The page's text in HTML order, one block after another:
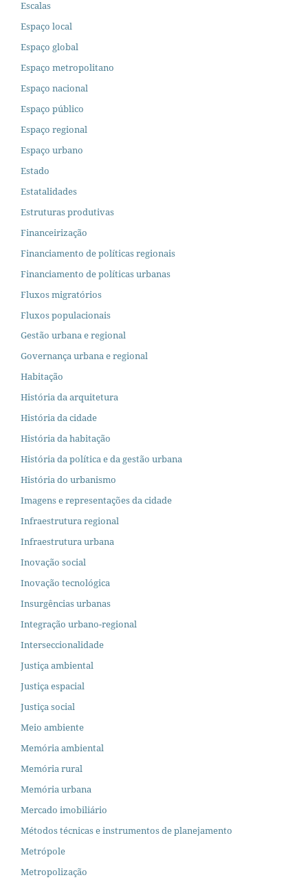
Escalas
Espaço local
Espaço global
Espaço metropolitano
Espaço nacional
Espaço público
Espaço regional
Espaço urbano
Estado
Estatalidades
Estruturas produtivas
Financeirização
Financiamento de políticas regionais
Financiamento de políticas urbanas
Fluxos migratórios
Fluxos populacionais
Gestão urbana e regional
Governança urbana e regional
Habitação
História da arquitetura
História da cidade
História da habitação
História da política e da gestão urbana
História do urbanismo
Imagens e representações da cidade
Infraestrutura regional
Infraestrutura urbana
Inovação social
Inovação tecnológica
Insurgências urbanas
Integração urbano-regional
Interseccionalidade
Justiça ambiental
Justiça espacial
Justiça social
Meio ambiente
Memória ambiental
Memória rural
Memória urbana
Mercado imobiliário
Métodos técnicas e instrumentos de planejamento
Metrópole
Metropolização